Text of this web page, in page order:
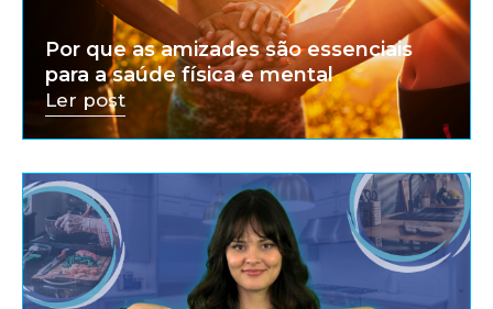
Por que as amizades são essenciais
para a saúde física e mental
Ler post